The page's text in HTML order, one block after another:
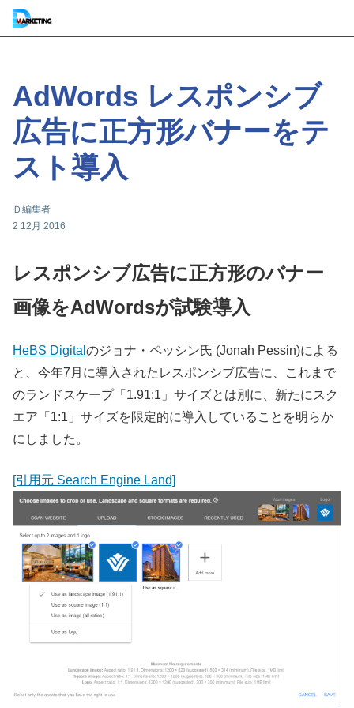
AdWords レスポンシブ
広告に正方形バナーをテ
スト導入
Ｄ編集者
2 12月 2016
レスポンシブ広告に正方形のバナー
画像をAdWordsが試験導入
HeBS Digital のジョナ・ペッシン氏 (Jonah Pessin)による
と、今年7月に導入されたレスポンシブ広告に、これまで
のランドスケープ「1.91:1」サイズとは別に、新たにスク
エア「1:1」サイズを限定的に導入していることを明らか
にしました。
[引用元 Search Engine Land]